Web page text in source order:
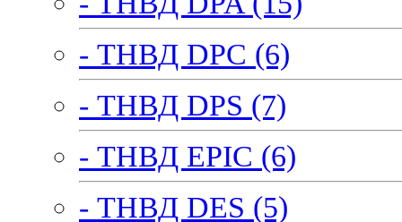
- ТНВД DPC (6)
- ТНВД DPS (7)
- ТНВД EPIC (6)
- ТНВД DES (5)